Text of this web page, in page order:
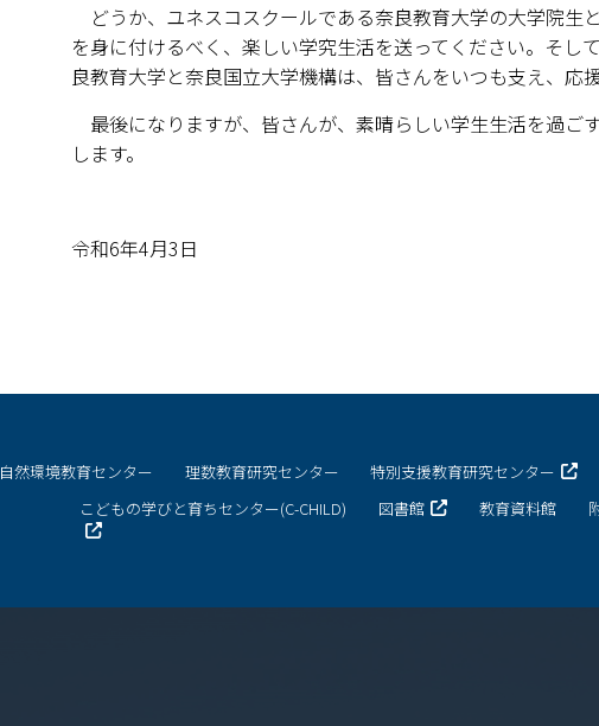
どうか、ユネスコスクールである奈良教育大学の大学院生
を身に付けるべく、楽しい学究生活を送ってください。そし
良教育大学と奈良国立大学機構は、皆さんをいつも支え、応
最後になりますが、皆さんが、素晴らしい学生生活を過ご
します。
令和6年4月3日
自然環境教育センター 理数教育研究センター 特別支援教育研究センター
こどもの学びと育ちセンター(C-CHILD)
図書館 教育資料館